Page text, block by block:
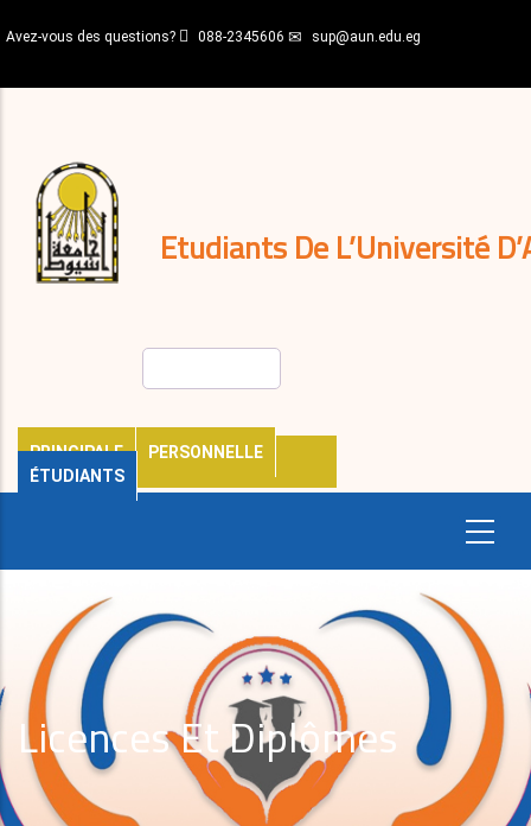
au
principal
Avez-vous des questions? 088-2345606 sup@aun.edu.eg
Etudiants De L’Université
PRINCIPALE
PERSONNELLE
ÉTUDIANTS
décisions
Expatriés
Journal
Licences Et Diplômes